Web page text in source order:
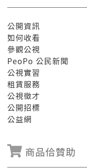
公開資訊
如何收看
參觀公視
PeoPo 公民新聞
公視實習
租賃服務
公視徵才
公開招標
公益網
商品佮贊助